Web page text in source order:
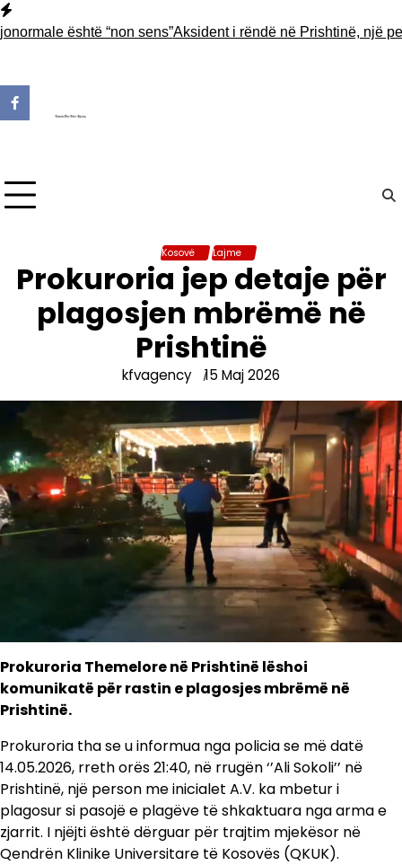
Skip
to
është “non sens”Aksident i rëndë në Prishtinë, një person
Kosovë Lajme
Prokuroria jep detaje për
plagosjen mbrëmë në
Prishtinë
kfvagency 15 Maj 2026
Prokuroria Themelore në Prishtinë lëshoi
komunikatë për rastin e plagosjes mbrëmë në
Prishtinë.
Prokuroria tha se u informua nga policia se më datë
14.05.2026, rreth orës 21:40, në rrugën ‘’Ali Sokoli’’ në
Prishtinë, një person me inicialet A.V. ka mbetur i
plagosur si pasojë e plagëve të shkaktuara nga arma e
zjarrit. I njëjti është dërguar për trajtim mjekësor në
Qendrën Klinike Universitare të Kosovës (QKUK).